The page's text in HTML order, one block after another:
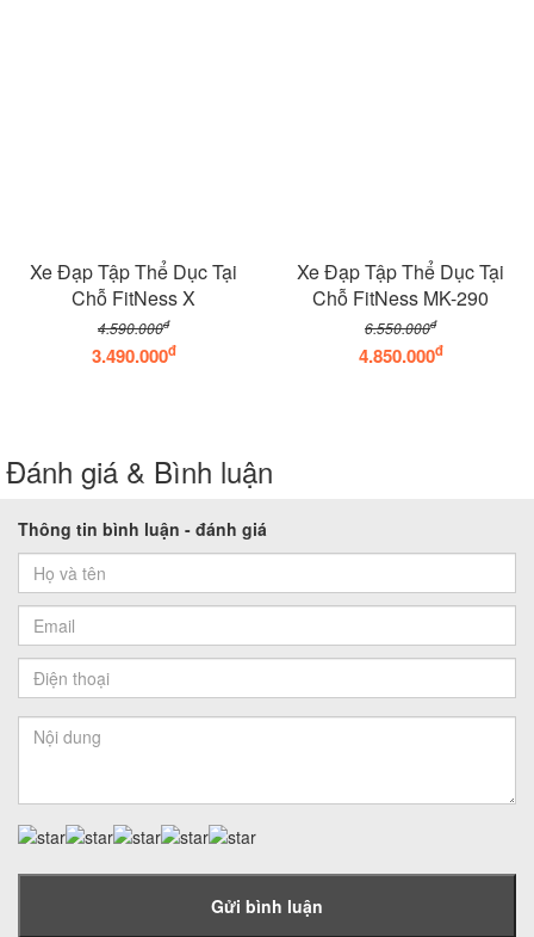
Xe Đạp Tập Thể Dục Tại
Chỗ FitNess X
4.590.000đ
3.490.000đ
Xe Đạp Tập Thể Dục Tại
Chỗ FitNess MK-290
6.550.000đ
4.850.000đ
Đánh giá & Bình luận
Thông tin bình luận - đánh giá
Gửi bình luận